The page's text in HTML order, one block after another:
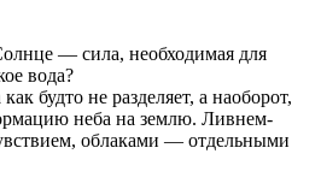
— сила, необходимая для
вода?
будто не разделяет, а наоборот,
неба на землю. Ливнем-
облаками — отдельными